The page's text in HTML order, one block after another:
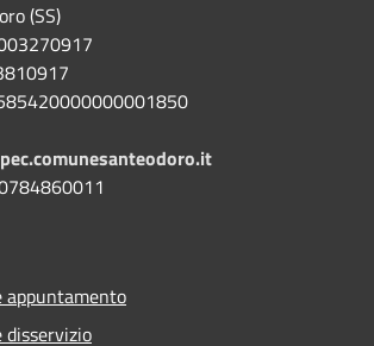
(SS)
appuntamento
disservizio